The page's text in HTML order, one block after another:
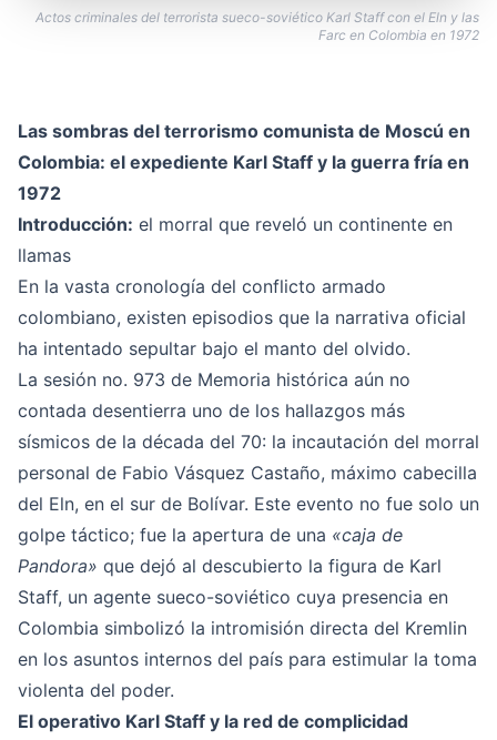
Actos criminales del terrorista sueco-soviético Karl Staff con el Eln y las
Farc en Colombia en 1972
Las sombras del terrorismo comunista de Moscú en
Colombia: el expediente Karl Staff y la guerra fría en
1972
Introducción: el morral que reveló un continente en
llamas
En la vasta cronología del conflicto armado
colombiano, existen episodios que la narrativa oficial
ha intentado sepultar bajo el manto del olvido.
La sesión no. 973 de Memoria histórica aún no
contada desentierra uno de los hallazgos más
sísmicos de la década del 70: la incautación del morral
personal de Fabio Vásquez Castaño, máximo cabecilla
del Eln, en el sur de Bolívar. Este evento no fue solo un
golpe táctico; fue la apertura de una «caja de
Pandora» que dejó al descubierto la figura de Karl
Staff, un agente sueco-soviético cuya presencia en
Colombia simbolizó la intromisión directa del Kremlin
en los asuntos internos del país para estimular la toma
violenta del poder.
El operativo Karl Staff y la red de complicidad